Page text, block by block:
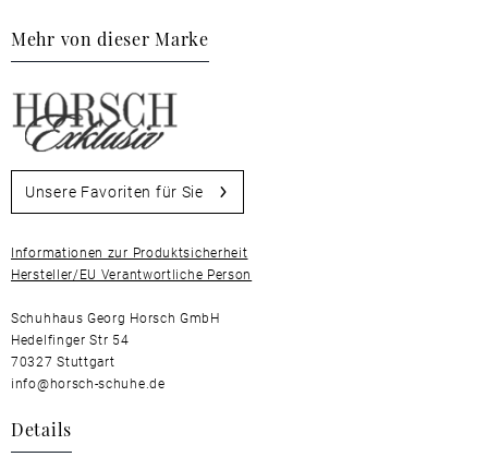
Mehr von dieser Marke
Unsere Favoriten für Sie
Informationen zur Produktsicherheit
Hersteller/EU Verantwortliche Person
Schuhhaus Georg Horsch GmbH
Hedelfinger Str 54
70327 Stuttgart
info@horsch-schuhe.de
Details